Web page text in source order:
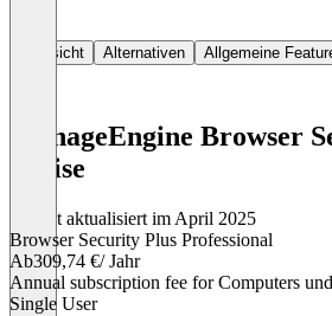
Übersicht Alternativen Allgemeine
ManageEngine Browser
Preise
Zuletzt aktualisiert im April 2025
Browser Security Plus Professional
Ab309,74 €/ Jahr
Annual subscription fee for Computers und
Single User